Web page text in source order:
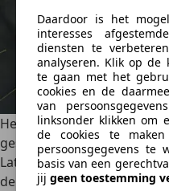
Daardoor is het
interesses
diensten te
analyseren. Klik op de
te gaan met het
cookies en de
van
linksonder klikken om
de cookies te
persoonsgegevens te
basis van een
jij geen toestemming
Het motorgeluid is
gesimuleerd
Laten we nog even blijven
de nieuwe Mercedes-AMG